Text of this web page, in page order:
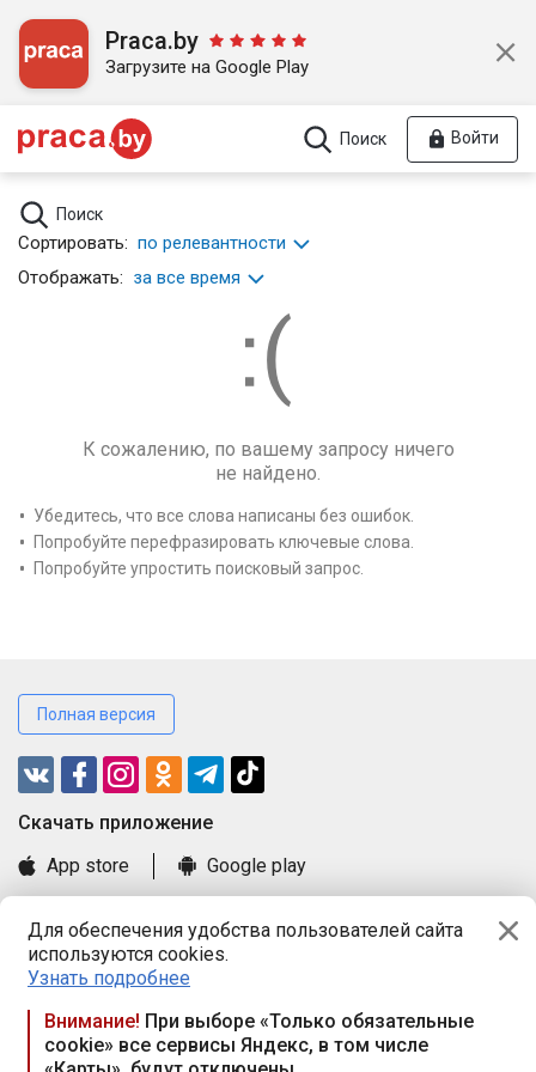
Для обеспечения удобства пользователей сайта
используются cookies.
Узнать подробнее
Внимание! При выборе «Только обязательные
cookie» все сервисы Яндекс, в том числе
Praca.by
Загрузите на Google Play
Поиск Войти
Поиск
Сортировать: по релевантности
Отображать: за все время
К сожалению, по вашему запросу ничего
не найдено.
Убедитесь, что все слова написаны без ошибок.
Попробуйте перефразировать ключевые слова.
Попробуйте упростить поисковый запрос.
Полная версия
Cкачать приложение
App store
Google play
Книга замечаний и предложений
Правила и документы
Praca.by © 2000—2026, ООО «ПРАЦА БАЙ»
Республика Беларусь, 220114, г. Минск, пр-т Независимости
117а, пом. № 9.